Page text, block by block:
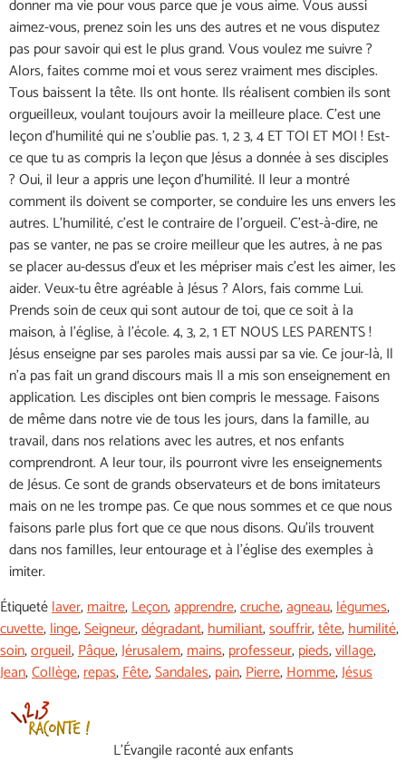
donner ma vie pour vous parce que je vous aime. Vous aussi
aimez-vous, prenez soin les uns des autres et ne vous disputez
pas pour savoir qui est le plus grand. Vous voulez me suivre ?
Alors, faites comme moi et vous serez vraiment mes disciples.
Tous baissent la tête. Ils ont honte. Ils réalisent combien ils sont
orgueilleux, voulant toujours avoir la meilleure place. C’est une
leçon d’humilité qui ne s’oublie pas. 1, 2 3, 4 ET TOI ET MOI ! Est-
ce que tu as compris la leçon que Jésus a donnée à ses disciples
? Oui, il leur a appris une leçon d’humilité. Il leur a montré
comment ils doivent se comporter, se conduire les uns envers les
autres. L’humilité, c’est le contraire de l’orgueil. C’est-à-dire, ne
pas se vanter, ne pas se croire meilleur que les autres, à ne pas
se placer au-dessus d’eux et les mépriser mais c’est les aimer, les
aider. Veux-tu être agréable à Jésus ? Alors, fais comme Lui.
Prends soin de ceux qui sont autour de toi, que ce soit à la
maison, à l’église, à l’école. 4, 3, 2, 1 ET NOUS LES PARENTS !
Jésus enseigne par ses paroles mais aussi par sa vie. Ce jour-là, Il
n’a pas fait un grand discours mais Il a mis son enseignement en
application. Les disciples ont bien compris le message. Faisons
de même dans notre vie de tous les jours, dans la famille, au
travail, dans nos relations avec les autres, et nos enfants
comprendront. A leur tour, ils pourront vivre les enseignements
de Jésus. Ce sont de grands observateurs et de bons imitateurs
mais on ne les trompe pas. Ce que nous sommes et ce que nous
faisons parle plus fort que ce que nous disons. Qu’ils trouvent
dans nos familles, leur entourage et à l’église des exemples à
imiter.
Étiquetélaver,maitre,Leçon,apprendre,cruche,agneau,légumes,
cuvette,linge,Seigneur,dégradant,humiliant,souffrir,tête,humilité,
soin,orgueil,Pâque,Jérusalem,mains,professeur,pieds,village,
Jean,Collège,repas,Fête,Sandales,pain,Pierre,Homme,Jésus
L’Évangile raconté aux enfants